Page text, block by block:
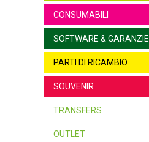
CONSUMABILI
SOFTWARE & GARANZIE
PARTI DI RICAMBIO
SOUVENIR
TRANSFERS
OUTLET